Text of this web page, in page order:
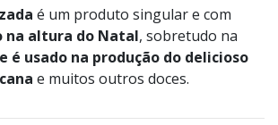
é um produto singular e com
na altura do Natal, sobretudo na
é usado na produção do delicioso
e muitos outros doces.